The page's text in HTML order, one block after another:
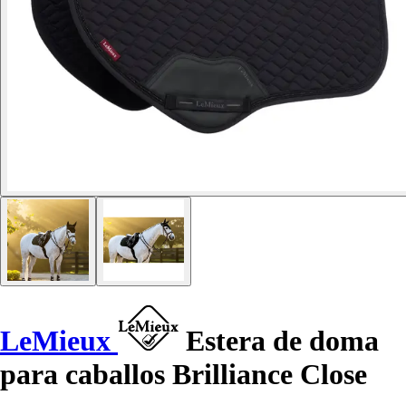
LeMieux
Estera de doma
para caballos Brilliance Close